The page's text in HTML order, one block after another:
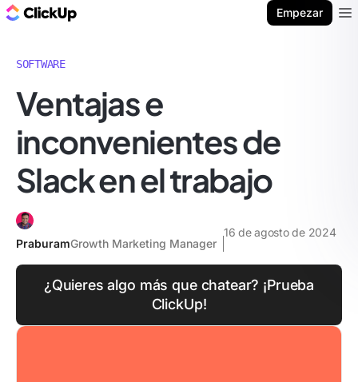
Empezar
SOFTWARE
Ventajas e
inconvenientes de
Slack en el trabajo
PraburamGrowth Marketing Manager
16 de agosto de 2024
¿Quieres algo más que chatear? ¡Prueba
ClickUp!